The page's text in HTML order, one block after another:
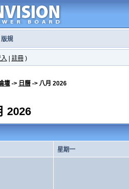
版規
註冊)
壇-> 日曆-> 八月 2026
2026
星期一